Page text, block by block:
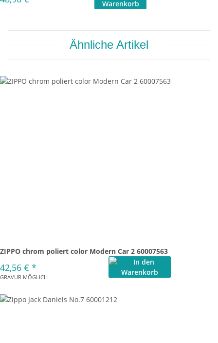
Ähnliche Artikel
ZIPPO chrom poliert color Modern Car 2 60007563
42,56 € *
GRAVUR MÖGLICH